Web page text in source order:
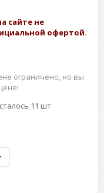
сайте не
офертой.
ограничено, но вы
11 шт